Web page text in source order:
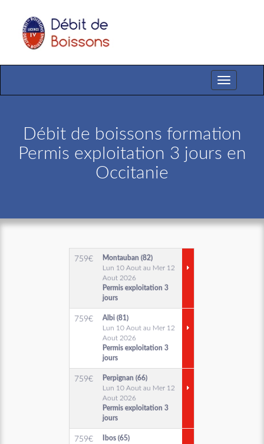
Toggle
navigation
Débit de boissons formation
Permis exploitation 3 jours en
Occitanie
759€
Montauban (82)
Lun 10 Aout au Mer 12
Aout 2026
Permis exploitation 3
jours
759€
Albi (81)
Lun 10 Aout au Mer 12
Aout 2026
Permis exploitation 3
jours
759€
Perpignan (66)
Lun 10 Aout au Mer 12
Aout 2026
Permis exploitation 3
jours
759€
Ibos (65)